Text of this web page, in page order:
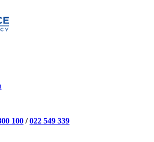
100 /022 549 339